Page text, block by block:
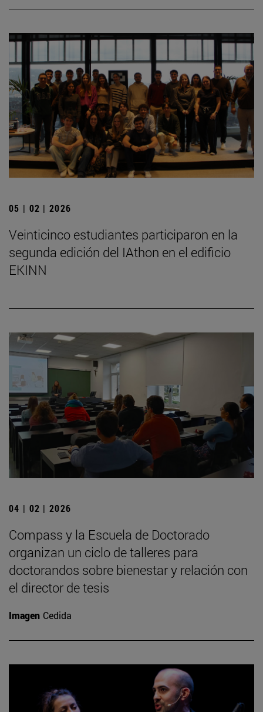
05 | 02 | 2026
Veinticinco estudiantes participaron en la
segunda edición del IAthon en el edificio
EKINN
04 | 02 | 2026
Compass y la Escuela de Doctorado
organizan un ciclo de talleres para
doctorandos sobre bienestar y relación con
el director de tesis
Imagen Cedida